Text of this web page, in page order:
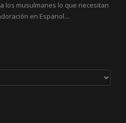
los musulmanes lo que necesitan
en Espanol....